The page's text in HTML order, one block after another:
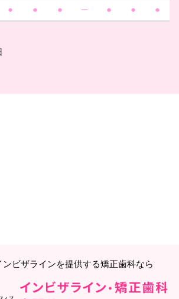
● ● ● ─ ● ● ●
ビザラインを提供する矯正歯科なら